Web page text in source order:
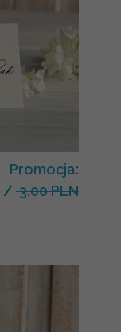
Promocja:
/ 3.00 PLN